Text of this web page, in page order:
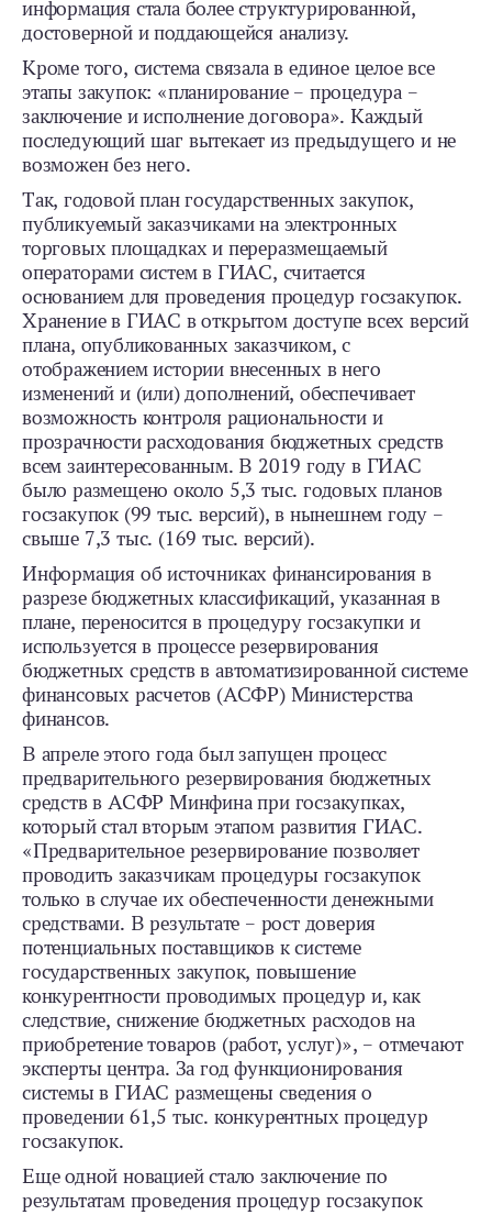
информация стала более структурированной,
достоверной и поддающейся анализу.
Кроме того, система связала в единое целое все
этапы закупок: «планирование – процедура –
заключение и исполнение договора». Каждый
последующий шаг вытекает из предыдущего и не
возможен без него.
Так, годовой план государственных закупок,
публикуемый заказчиками на электронных
торговых площадках и переразмещаемый
операторами систем в ГИАС, считается
основанием для проведения процедур госзакупок.
Хранение в ГИАС в открытом доступе всех версий
плана, опубликованных заказчиком, с
отображением истории внесенных в него
изменений и (или) дополнений, обеспечивает
возможность контроля рациональности и
прозрачности расходования бюджетных средств
всем заинтересованным. В 2019 году в ГИАС
было размещено около 5,3 тыс. годовых планов
госзакупок (99 тыс. версий), в нынешнем году –
свыше 7,3 тыс. (169 тыс. версий).
Информация об источниках финансирования в
разрезе бюджетных классификаций, указанная в
плане, переносится в процедуру госзакупки и
используется в процессе резервирования
бюджетных средств в автоматизированной системе
финансовых расчетов (АСФР) Министерства
финансов.
В апреле этого года был запущен процесс
предварительного резервирования бюджетных
средств в АСФР Минфина при госзакупках,
который стал вторым этапом развития ГИАС.
«Предварительное резервирование позволяет
проводить заказчикам процедуры госзакупок
только в случае их обеспеченности денежными
средствами. В результате – рост доверия
потенциальных поставщиков к системе
государственных закупок, повышение
конкурентности проводимых процедур и, как
следствие, снижение бюджетных расходов на
приобретение товаров (работ, услуг)», – отмечают
эксперты центра. За год функционирования
системы в ГИАС размещены сведения о
проведении 61,5 тыс. конкурентных процедур
госзакупок.
Еще одной новацией стало заключение по
результатам проведения процедур госзакупок